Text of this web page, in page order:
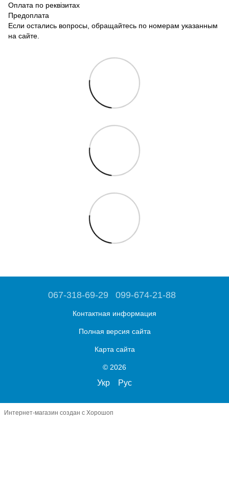
Оплата по реквізитах
Предоплата
Если остались вопросы, обращайтесь по номерам указанным
на сайте.
067-318-69-29 099-674-21-88
Контактная информация
Полная версия сайта
Карта сайта
© 2026
Укр Рус
Интернет-магазин создан с Хорошоп